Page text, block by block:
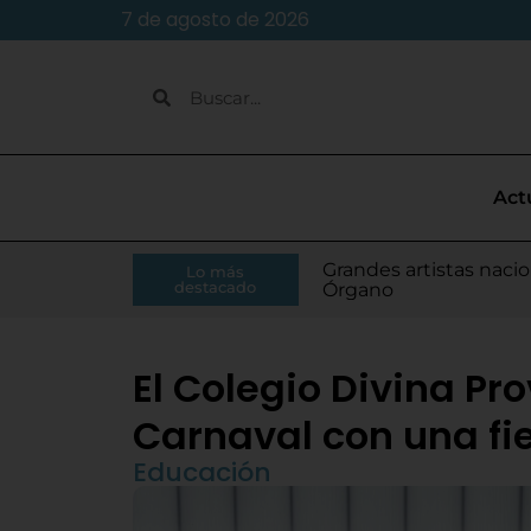
7 de agosto de 2026
Lo más
destacado
Caja Rural de
RFEF
Villamarciel da
Grandes artistas
Órgano
Continúa la venta de
El presidente de la
Monge
Todo listo para el
Tordesillas refuerza
El Pleno de
Moisés Ramírez
para el Europeo
IU-APT plantea ocho
El Colegio Divina
Carnaval con una
Educación